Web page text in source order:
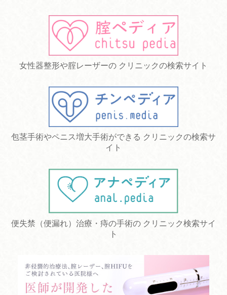
女性器整形や腟レーザーの クリニックの検索サイト
包茎手術やペニス増大手術ができる クリニックの検索サ
イト
便失禁（便漏れ）治療・痔の手術の クリニック検索サイ
ト